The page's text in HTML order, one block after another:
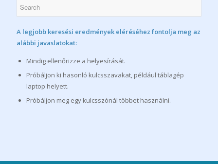
A legjobb keresési eredmények eléréséhez fontolja meg az
alábbi javaslatokat:
Mindig ellenőrizze a helyesírását.
Próbáljon ki hasonló kulcsszavakat, például táblagép
laptop helyett.
Próbáljon meg egy kulcsszónál többet használni.